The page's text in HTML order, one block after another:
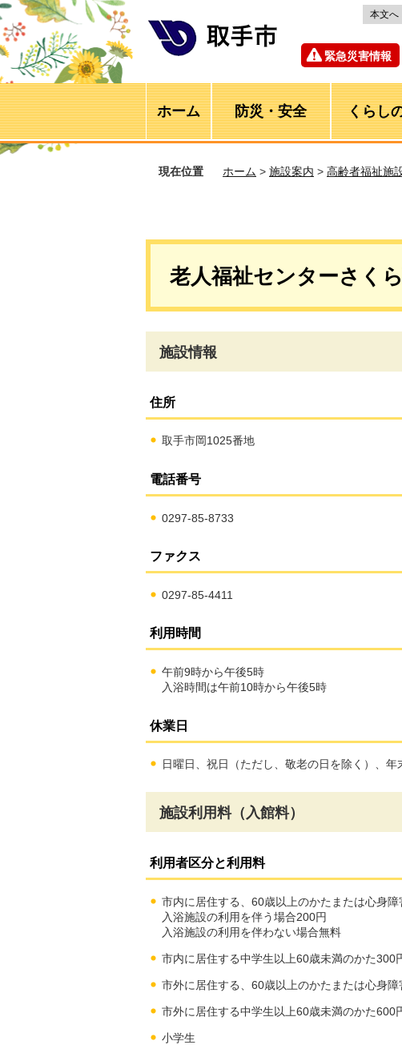
本文へ
緊急災害情報
ホーム 防災・安全 くらし
現在位置 ホーム > 施設案内 > 高齢者福祉施
老人福祉センターさく
施設情報
住所
取手市岡1025番地
電話番号
0297-85-8733
ファクス
0297-85-4411
利用時間
午前9時から午後5時
入浴時間は午前10時から午後5時
休業日
日曜日、祝日（ただし、敬老の日を除く）、年
施設利用料（入館料）
利用者区分と利用料
市内に居住する、60歳以上のかたまたは心身
入浴施設の利用を伴う場合200円
入浴施設の利用を伴わない場合無料
市内に居住する中学生以上60歳未満のかた300
市外に居住する、60歳以上のかたまたは心身
市外に居住する中学生以上60歳未満のかた600
小学生